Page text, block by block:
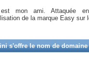
mon ami. Attaquée
de la marque Easy
s'offre le nom de domaine